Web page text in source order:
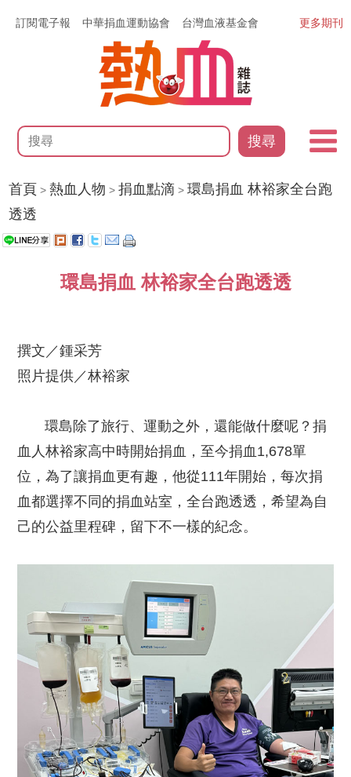
訂閱電子報 中華捐血運動協會 台灣血液基金會
搜尋
更多期刊
首頁 >熱血人物 >捐血點滴 >環島捐血 林裕家全台跑
透透
環島捐血 林裕家全台跑透透
撰文／鍾采芳
照片提供／林裕家
環島除了旅行、運動之外，還能做什麼呢？捐
血人林裕家高中時開始捐血，至今捐血1,678單
位，為了讓捐血更有趣，他從111年開始，每次捐
血都選擇不同的捐血站室，全台跑透透，希望為自
己的公益里程碑，留下不一樣的紀念。